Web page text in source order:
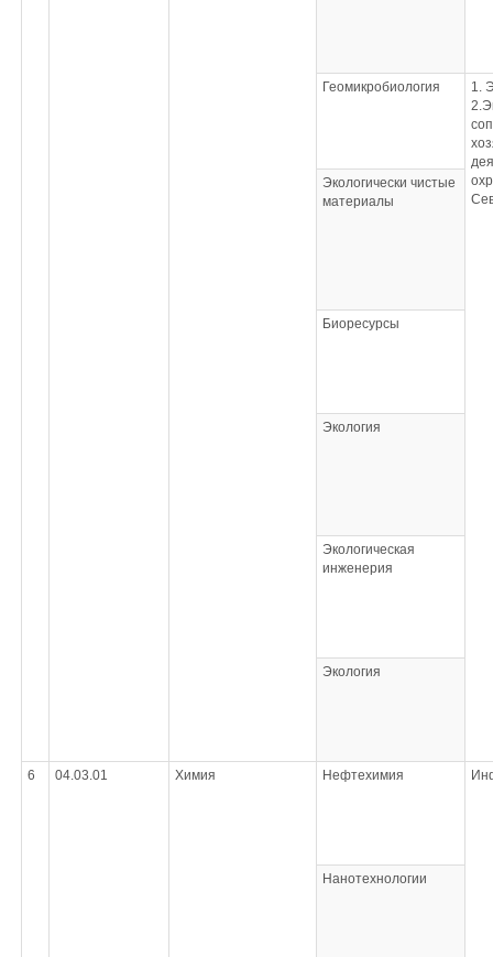
Геомикробиология
1.
Экологически чистые
материалы
Биоресурсы
Экология
Экологическая
инженерия
Экология
6 04.03.01 Химия Нефтехимия
Нанотехнологии